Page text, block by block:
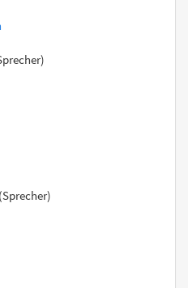
(Sprecher)